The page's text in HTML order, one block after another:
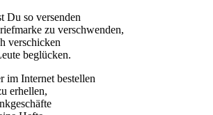
Du so versenden
zu verschwenden,
verschicken
beglücken.
im Internet bestellen
erhellen,